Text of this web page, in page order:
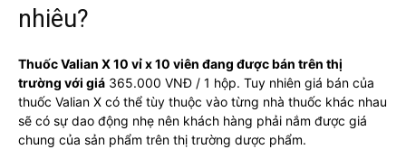
nhiêu?
Thuốc Valian X 10 vỉ x 10 viên đang được bán trên thị
trường với giá 365.000 VNĐ / 1 hộp. Tuy nhiên giá bán của
thuốc Valian X có thể tùy thuộc vào từng nhà thuốc khác nhau
sẽ có sự dao động nhẹ nên khách hàng phải nắm được giá
chung của sản phẩm trên thị trường dược phẩm.